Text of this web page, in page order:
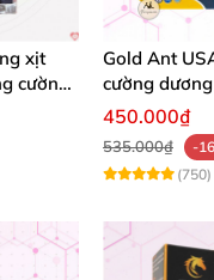
xịt
cường
Gold Ant
cường
gian - Kiến
450.000₫
535.000₫
-
(750)